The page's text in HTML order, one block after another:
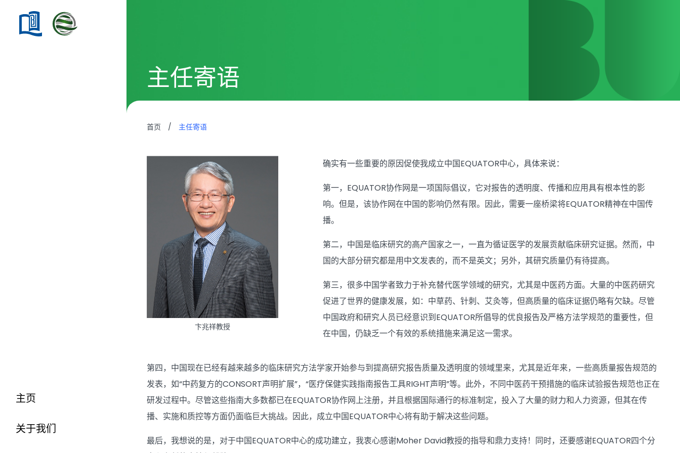
主页
关于我们
主任寄语
首页 / 主任寄语
卞兆祥教授
确实有一些重要的原因促使我成立中国EQUATOR中心，具体来说：
第一，EQUATOR协作网是一项国际倡议，它对报告的透明度、传播和应用具有根本性的影
响。但是，该协作网在中国的影响仍然有限。因此，需要一座桥梁将EQUATOR精神在中国传
播。
第二，中国是临床研究的高产国家之一，一直为循证医学的发展贡献临床研究证据。然而，中
国的大部分研究都是用中文发表的，而不是英文；另外，其研究质量仍有待提高。
第三，很多中国学者致力于补充替代医学领域的研究，尤其是中医药方面。大量的中医药研究
促进了世界的健康发展，如：中草药、针刺、艾灸等，但高质量的临床证据仍略有欠缺。尽管
中国政府和研究人员已经意识到EQUATOR所倡导的优良报告及严格方法学规范的重要性，但
在中国，仍缺乏一个有效的系统措施来满足这一需求。
第四，中国现在已经有越来越多的临床研究方法学家开始参与到提高研究报告质量及透明度的领域里来，尤其是近年来，一些高质量报告规范的
发表，如“中药复方的CONSORT声明扩展”，“医疗保健实践指南报告工具RIGHT声明”等。此外，不同中医药干预措施的临床试验报告规范也正在
研发过程中。尽管这些指南大多数都已在EQUATOR协作网上注册，并且根据国际通行的标准制定，投入了大量的财力和人力资源，但其在传
播、实施和质控等方面仍面临巨大挑战。因此，成立中国EQUATOR中心将有助于解决这些问题。
最后，我想说的是，对于中国EQUATOR中心的成功建立，我衷心感谢Moher David教授的指导和鼎力支持！同时，还要感谢EQUATOR四个分